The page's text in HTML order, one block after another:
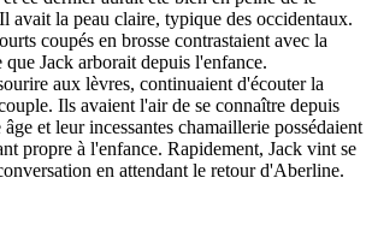
avait la peau claire, typique des occidentaux.
coupés en brosse contrastaient avec la
Jack arborait depuis l'enfance.
aux lèvres, continuaient d'écouter la
Ils avaient l'air de se connaître depuis
et leur incessantes chamaillerie possédaient
propre à l'enfance. Rapidement, Jack vint se
en attendant le retour d'Aberline.